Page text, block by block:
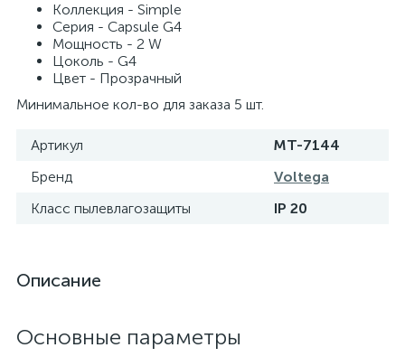
Коллекция - Simple
Серия - Capsule G4
Мощность - 2 W
Цоколь - G4
Цвет - Прозрачный
Минимальное кол-во для заказа 5 шт.
Артикул
MT-7144
Бренд
Voltega
Класс пылевлагозащиты
IP 20
Описание
Основные параметры